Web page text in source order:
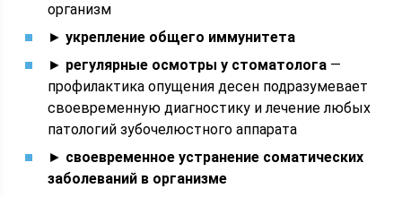
организм
►укрепление общего иммунитета
► регулярные осмотры у стоматолога —
профилактика опущения десен подразумевает
своевременную диагностику и лечение любых
патологий зубочелюстного аппарата
► своевременное устранение соматических
заболеваний в организме